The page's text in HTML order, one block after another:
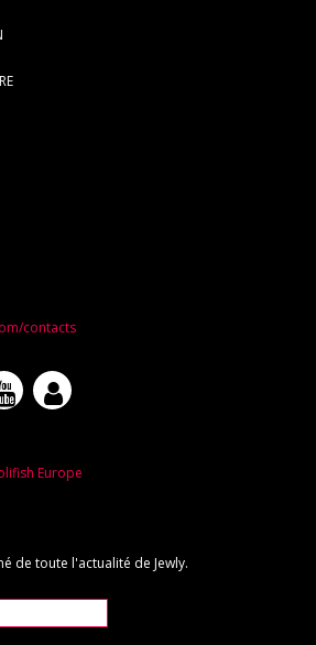
contacts
Europe
de toute l'actualité de Jewly.